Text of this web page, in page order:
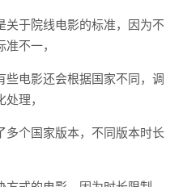
于院线电影的标准，因为不
不一，
电影还会根据国家不同，调
理，
个国家版本，不同版本时长